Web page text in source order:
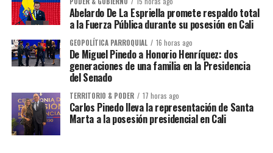
Abelardo De La Espriella promete respaldo total
a la Fuerza Pública durante su posesión en Cali
GEOPOLÍTICA PARROQUIAL 16 horas ago
De Miguel Pinedo a Honorio Henríquez: dos
generaciones de una familia en la Presidencia
del Senado
TERRITORIO & PODER 17 horas ago
Carlos Pinedo lleva la representación de Santa
Marta a la posesión presidencial en Cali